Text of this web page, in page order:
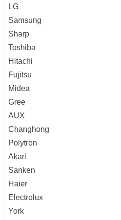
LG
Samsung
Sharp
Toshiba
Hitachi
Fujitsu
Midea
Gree
AUX
Changhong
Polytron
Akari
Sanken
Haier
Electrolux
York